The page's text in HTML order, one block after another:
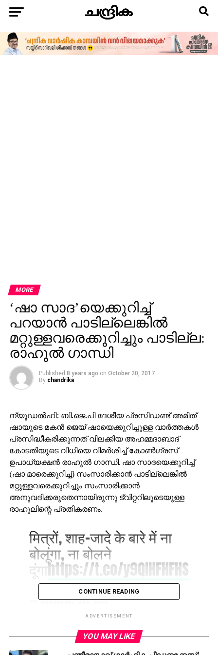
MORE
‘ഷാ സാദ’യെക്കുറിച്ച്
പറയാന്‍ പാടില്ലെങ്കില്‍
മറ്റുള്ളവരെക്കുറിച്ചും പാടില്ല:
രാഹുല്‍ ഗാന്ധി
Published 8 years ago on October 20, 2017
By chandrika
ന്യൂഡല്‍ഹി: ബി.ജെ.പി ദേശീയ പ്രസിഡണ്ട് അമിത്
ഷായുടെ മകന്‍ ജെയ് ഷായെക്കുറിച്ചുള്ള വാര്‍ത്തകള്‍
പ്രസിദ്ധീകരിക്കുന്നത് വിലക്കിയ അഹമ്മദാബാദ്
കോടതിയുടെ വിധിയെ വിമര്‍ശിച്ച് കോണ്‍ഗ്രസ്
ഉപാധ്യക്ഷന്‍ രാഹുല്‍ ഗാന്ധി. ഷാ സാദയെക്കുറിച്ച്
(ഷാ മാരെക്കുറിച്ച്) സംസാരിക്കാന്‍ പാടില്ലെങ്കില്‍
മറ്റുള്ളവരെക്കുറിച്ചും സംസാരിക്കാന്‍
അനുവദിക്കരുതെന്നായിരുന്നു ട്വിറ്ററിലൂടെയുള്ള
രാഹുലിന്റെ പ്രതികരണം.
मित्रों, शाह-जादे के बारे में ना
बोलूंगा, ना बोलने
दूंगाhttps://t.co/y9QlHFHFHS
— Office of RG
(@OfficeOfRG)October 20,
2017
CONTINUE READING
ADVERTISEMENT
YOU MAY LIKE